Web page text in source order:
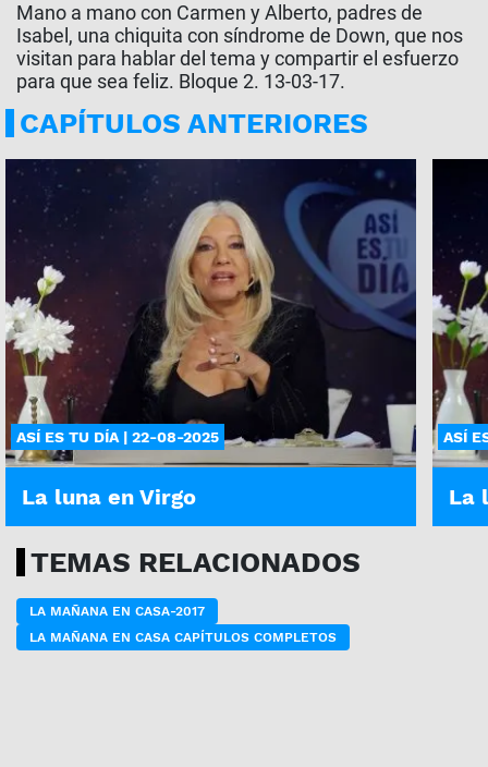
Mano a mano con Carmen y Alberto, padres de
Isabel, una chiquita con síndrome de Down, que nos
visitan para hablar del tema y compartir el esfuerzo
para que sea feliz. Bloque 2. 13-03-17.
CAPÍTULOS ANTERIORES
ASÍ ES TU DÍA | 22-08-2025
La luna en Virgo
ASÍ
La
TEMAS RELACIONADOS
LA MAÑANA EN CASA-2017
LA MAÑANA EN CASA CAPÍTULOS COMPLETOS